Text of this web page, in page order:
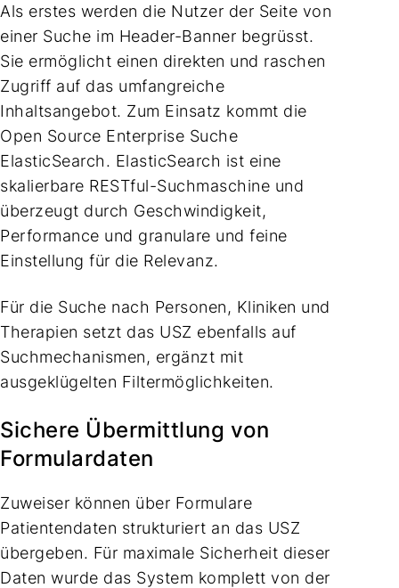
Als erstes werden die Nutzer der Seite von
einer Suche im Header-Banner begrüsst.
Sie ermöglicht einen direkten und raschen
Zugriff auf das umfangreiche
Inhaltsangebot. Zum Einsatz kommt die
Open Source Enterprise Suche
ElasticSearch. ElasticSearch ist eine
skalierbare RESTful-Suchmaschine und
überzeugt durch Geschwindigkeit,
Performance und granulare und feine
Einstellung für die Relevanz.
Für die Suche nach Personen, Kliniken und
Therapien setzt das USZ ebenfalls auf
Suchmechanismen, ergänzt mit
ausgeklügelten Filtermöglichkeiten.
Sichere Übermittlung von
Formulardaten
Zuweiser können über Formulare
Patientendaten strukturiert an das USZ
übergeben. Für maximale Sicherheit dieser
Daten wurde das System komplett von der